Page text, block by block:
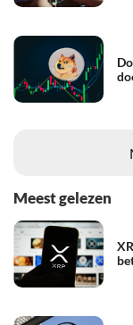
Meest gelezen